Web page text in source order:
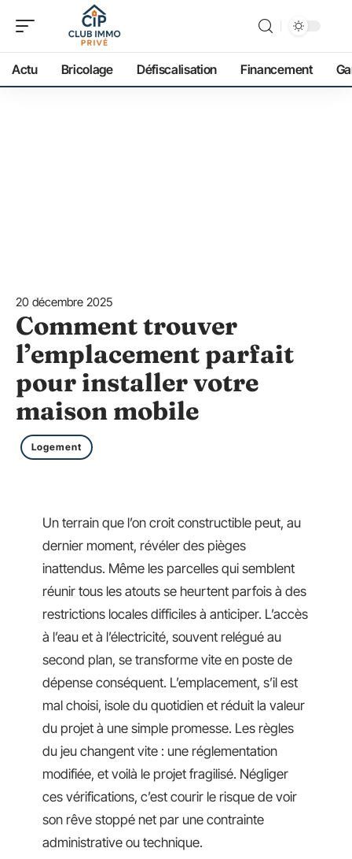
Actu Bricolage Défiscalisation Financement
20 décembre 2025
Comment trouver
l’emplacement parfait
pour installer votre
maison mobile
Logement
Un terrain que l’on croit constructible peut, au
dernier moment, révéler des pièges
inattendus. Même les parcelles qui semblent
réunir tous les atouts se heurtent parfois à des
restrictions locales difficiles à anticiper. L’accès
à l’eau et à l’électricité, souvent relégué au
second plan, se transforme vite en poste de
dépense conséquent. L’emplacement, s’il est
mal choisi, isole du quotidien et réduit la valeur
du projet à une simple promesse. Les règles
du jeu changent vite : une réglementation
modifiée, et voilà le projet fragilisé. Négliger
ces vérifications, c’est courir le risque de voir
son rêve stoppé net par une contrainte
administrative ou technique.